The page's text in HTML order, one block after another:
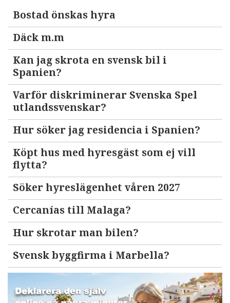
Bostad önskas hyra
Däck m.m
Kan jag skrota en svensk bil i
Spanien?
Varför diskriminerar Svenska Spel
utlandssvenskar?
Hur söker jag residencia i Spanien?
Köpt hus med hyresgäst som ej vill
flytta?
Söker hyreslägenhet våren 2027
Cercanías till Malaga?
Hur skrotar man bilen?
Svensk byggfirma i Marbella?